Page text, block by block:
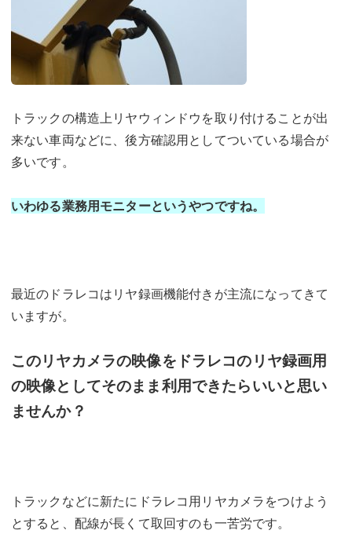
トラックの構造上リヤウィンドウを取り付けることが出
来ない車両などに、後方確認用としてついている場合が
多いです。
いわゆる業務用モニターというやつですね。
最近のドラレコはリヤ録画機能付きが主流になってきて
いますが。
このリヤカメラの映像をドラレコのリヤ録画用
の映像としてそのまま利用できたらいいと思い
ませんか？
トラックなどに新たにドラレコ用リヤカメラをつけよう
とすると、配線が長くて取回すのも一苦労です。